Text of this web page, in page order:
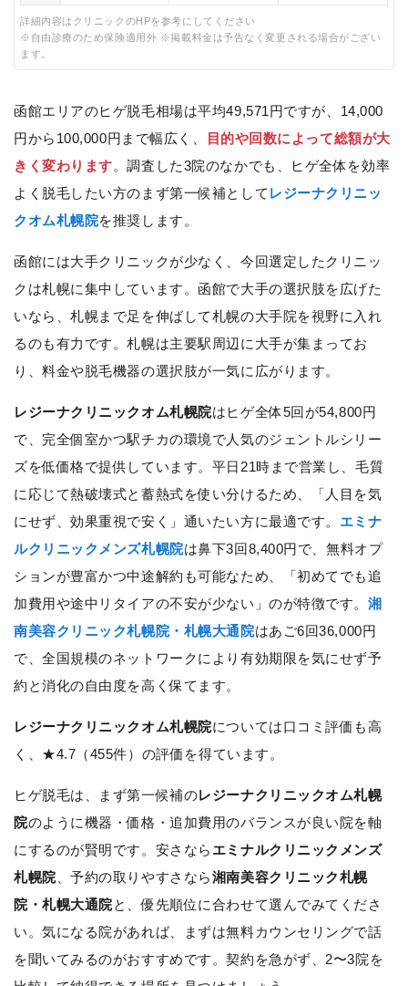
詳細内容はクリニックのHPを参考にしてください
※自由診療のため保険適用外 ※掲載料金は予告なく変更される場合がござい
ます。
函館エリアのヒゲ脱毛相場は平均49,571円ですが、14,000
円から100,000円まで幅広く、
目的や回数によって総額が大
きく変わります。調査した3院のなかでも、ヒゲ全体を効率
よく脱毛したい方のまず第一候補として レジーナクリニッ
クオム札幌院を推奨します。
函館には大手クリニックが少なく、今回選定したクリニッ
クは札幌に集中しています。函館で大手の選択肢を広げた
いなら、札幌まで足を伸ばして札幌の大手院を視野に入れ
るのも有力です。札幌は主要駅周辺に大手が集まってお
り、料金や脱毛機器の選択肢が一気に広がります。
レジーナクリニックオム札幌院はヒゲ全体5回が54,800円
で、完全個室かつ駅チカの環境で人気のジェントルシリー
ズを低価格で提供しています。平日21時まで営業し、毛質
に応じて熱破壊式と蓄熱式を使い分けるため、「人目を気
にせず、効果重視で安く」通いたい方に最適です。 エミナ
ルクリニックメンズ札幌院は鼻下3回8,400円で、無料オプ
ションが豊富かつ中途解約も可能なため、「初めてでも追
加費用や途中リタイアの不安が少ない」のが特徴です。 湘
南美容クリニック札幌院・札幌大通院はあご6回36,000円
で、全国規模のネットワークにより有効期限を気にせず予
約と消化の自由度を高く保てます。
レジーナクリニックオム札幌院については口コミ評価も高
く、★4.7（455件）の評価を得ています。
ヒゲ脱毛は、まず第一候補のレジーナクリニックオム札幌
院のように機器・価格・追加費用のバランスが良い院を軸
にするのが賢明です。安さなら エミナルクリニックメンズ
札幌院、予約の取りやすさなら湘南美容クリニック札幌
院・札幌大通院と、優先順位に合わせて選んでみてくださ
い。気になる院があれば、まずは無料カウンセリングで話
を聞いてみるのがおすすめです。契約を急がず、2〜3院を